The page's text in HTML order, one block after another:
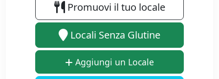
Promuovi il tuo locale
Locali Senza Glutine
Aggiungi un Locale